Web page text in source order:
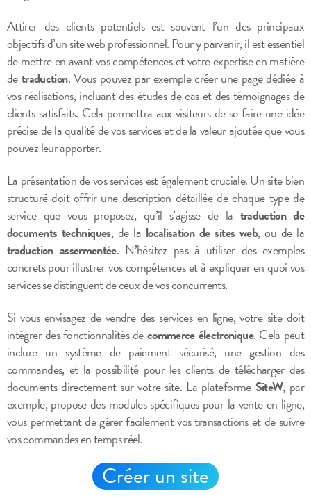
Attirer des clients potentiels est souvent l’un des principaux
objectifs d’un site web professionnel. Pour y parvenir, il est essentiel
de mettre en avant vos compétences et votre expertise en matière
detraduction. Vous pouvez par exemple créer une page dédiée à
vos réalisations, incluant des études de cas et des témoignages de
clients satisfaits. Cela permettra aux visiteurs de se faire une idée
précise de la qualité de vos services et de la valeur ajoutée que vous
pouvez leur apporter.
La présentation de vos services est également cruciale. Un site bien
structuré doit offrir une description détaillée de chaque type de
service que vous proposez, qu’il s’agisse de la traduction de
documents techniques, de la localisation de sites web, ou de la
traduction assermentée. N’hésitez pas à utiliser des exemples
concrets pour illustrer vos compétences et à expliquer en quoi vos
services se distinguent de ceux de vos concurrents.
Si vous envisagez de vendre des services en ligne, votre site doit
intégrer des fonctionnalités decommerce électronique. Cela peut
inclure un système de paiement sécurisé, une gestion des
commandes, et la possibilité pour les clients de télécharger des
documents directement sur votre site. La plateforme SiteW, par
exemple, propose des modules spécifiques pour la vente en ligne,
vous permettant de gérer facilement vos transactions et de suivre
vos commandes en temps réel.
Créer un site